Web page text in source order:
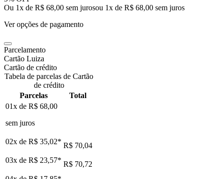
Ou 1x de R$ 68,00 sem jurosou 1x de R$ 68,00 sem juros
Ver opções de pagamento
Parcelamento
Cartão Luiza
Cartão de crédito
Tabela de parcelas de Cartão
de crédito
Parcelas
Total
01x de R$ 68,00
sem juros
02x de R$ 35,02* R$ 70,04
03x de R$ 23,57* R$ 70,72